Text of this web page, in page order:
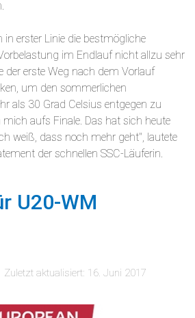
in erster Linie die bestmögliche
im Endlauf nicht allzu sehr
der erste Weg nach dem Vorlauf
um den sommerlichen
als 30 Grad Celsius entgegen zu
aufs Finale. Das hat sich heute
weiß, dass noch mehr geht", lautete
der schnellen SSC-Läuferin.
U20-WM
Zuletzt aktualisiert: 16. Juni 2017